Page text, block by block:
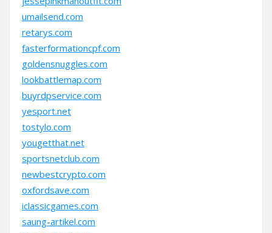
umailsend.com
retarys.com
fasterformationcpf.com
goldensnuggles.com
lookbattlemap.com
buyrdpservice.com
yesport.net
tostylo.com
yougetthat.net
sportsnetclub.com
newbestcrypto.com
oxfordsave.com
iclassicgames.com
saung-artikel.com